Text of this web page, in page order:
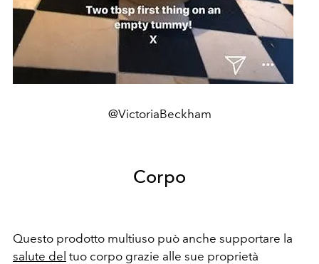
@VictoriaBeckham
Corpo
Questo prodotto multiuso può anche supportare la
salute del tuo corpo grazie alle sue proprietà